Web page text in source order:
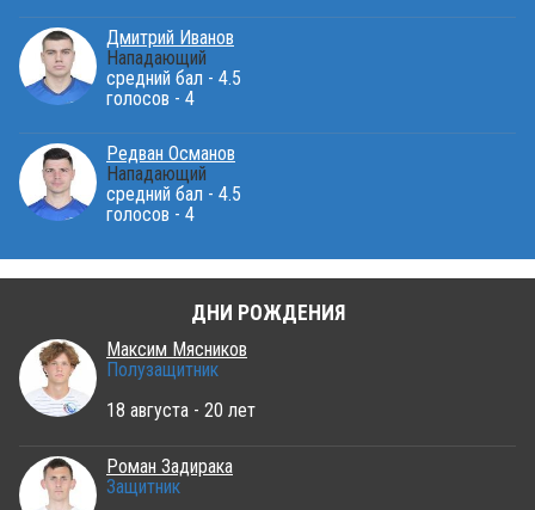
Дмитрий Иванов
Нападающий
средний бал - 4.5
голосов - 4
Редван Османов
Нападающий
средний бал - 4.5
голосов - 4
ДНИ РОЖДЕНИЯ
Максим Мясников
Полузащитник
18 августа - 20 лет
Роман Задирака
Защитник